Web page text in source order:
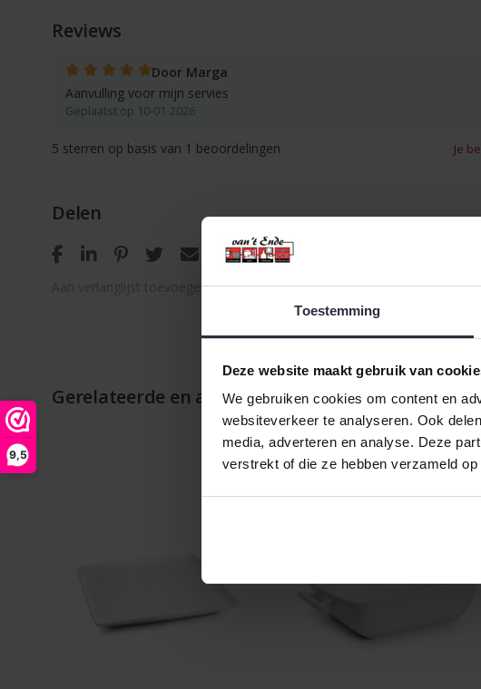
Toestemming
Deze website maakt gebruik van
We gebruiken cookies om content en
websiteverkeer te analyseren. Ook
media, adverteren en analyse. Deze
verstrekt of die ze hebben verzameld
9,5
Reviews
Door Marga
Aanvulling voor mijn servies
Geplaatst op 10-01-2026
Je
5 sterren op basis van 1 beoordelingen
Delen
Aan verlanglijst toevoegen / Toevoegen om te vergelijken / Afdrukken
Gerelateerde en alternatieve producten